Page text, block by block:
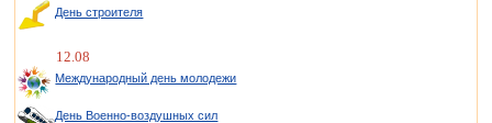
День строителя
12.08
Международный день молодежи
День Военно-воздушных сил